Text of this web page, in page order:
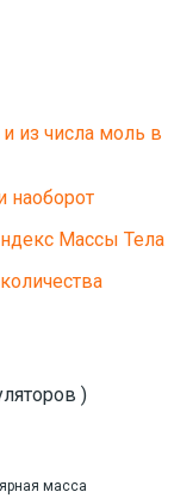
из числа моль в
наоборот
Массы Тела
)
масса